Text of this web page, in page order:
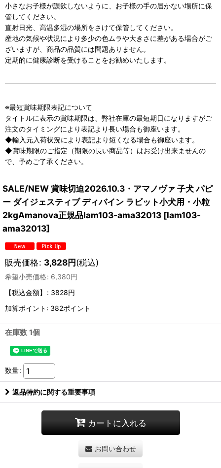
小さなお子様が誤飲しないように、お子様の手の届かない場所に保
管してください。
直射日光、高温多湿の場所をさけて保管してください。
産地の気候や状況により多少の色ムラや大きさに差がある場合がご
ざいますが、商品の品質には問題ありません。
定期的に健康診断を受けることをお勧めいたします。
※最短賞味期限表記について
タイトルに表示の賞味期限は、弊社在庫の最短期日になりますがご
注文のタイミングにより表記より長い場合も御座います。
◆輸入元入荷状況により表記より短くなる場合も御座います。
◆賞味期限のご指定（期限の長い商品等）はお受け出来ませんの
で、予めご了承ください。
SALE/NEW 賞味切迫2026.10.3・アマノヴァ 子犬 パピ
ー ダイジェスティブ ディバイン ラビット小犬用・小粒
2kgAmanova正規品lam103-ama32013 [lam103-
ama32013]
販売価格: 3,828円(税込)
希望小売価格: 6,380円
【税込金額】
: 3828円
加算ポイント: 382ポイント
在庫数 1個
数量:
返品特約に関する重要事項
カートに入れる
お問い合わせ